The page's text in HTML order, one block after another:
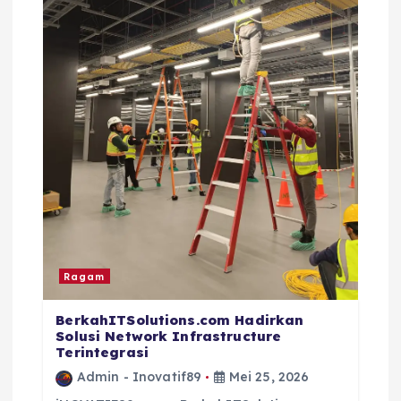
Ragam
BerkahITSolutions.com Hadirkan
Solusi Network Infrastructure
Terintegrasi
Admin - Inovatif89
Mei 25, 2026